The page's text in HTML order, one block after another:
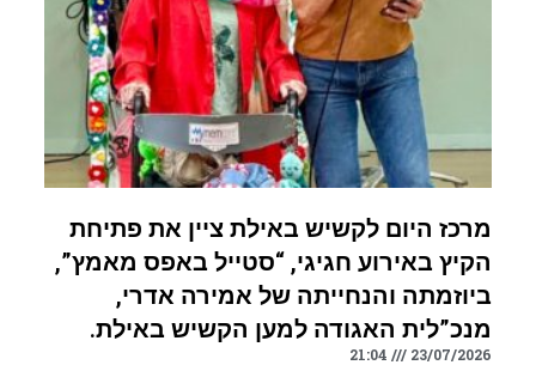
מרכז היום לקשיש באילת ציין את פתיחת
הקיץ באירוע חגיגי, “סטייל באפס מאמץ”,
ביוזמתה והנחייתה של אמירה אדרי,
מנכ”לית האגודה למען הקשיש באילת.
23/07/2026